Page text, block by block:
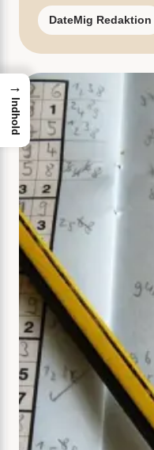
DateMig Redaktion
→
Indhold